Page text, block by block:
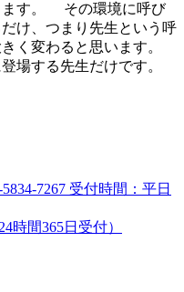
ます。 その環境に呼び
け、つまり先生という呼
く変わると思います。
場する先生だけです。
7267 受付時間：平日
24時間365日受付）